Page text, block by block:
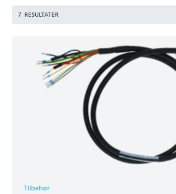
7 RESULTATER
Tilbehør